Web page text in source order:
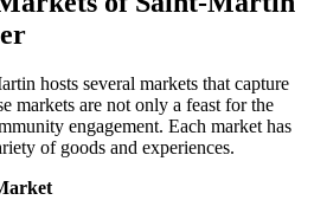
hosts several markets that capture
markets are not only a feast for the
engagement. Each market has
of goods and experiences.